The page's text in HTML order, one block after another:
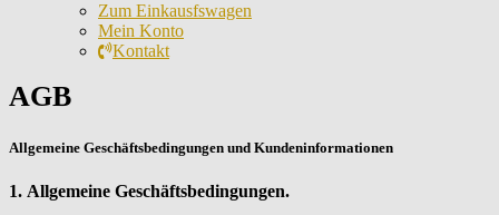
Zum Einkausfswagen
Mein Konto
Kontakt
AGB
Allgemeine Geschäftsbedingungen und Kundeninformationen
1. Allgemeine Geschäftsbedingungen.